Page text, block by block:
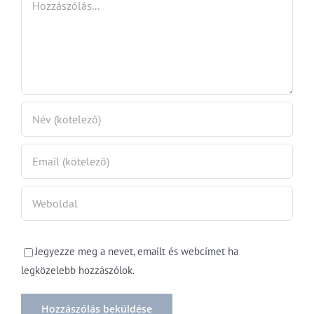
Jegyezze meg a nevet, emailt és webcímet ha
legközelebb hozzászólok.